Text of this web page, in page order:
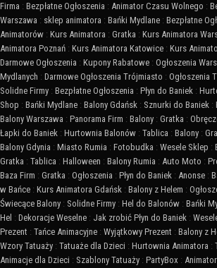
Firma : Bezpłatne Ogłoszenia : Animator Czasu Wolnego :
Warszawa : sklep animatora : Bańki Mydlane : Bezpłatne
Animatorów : Kurs Animatora : Gratka : Kurs Animatora
Animatora Poznań : Kurs Animatora Katowice : Kurs
Darmowe Ogłoszenia : Kupony Rabatowe : Ogłoszenia
Mydlanych : Darmowe Ogłoszenia Trójmiasto : Ogłoszenia
Solidne Firmy : Bezpłatne Ogłoszenia : Płyn do Baniek :
Shop : Bańki Mydlane : Balony Gdańsk : Sznurki do Baniek :
Balony Warszawa : Panorama Firm : Balony : Gratka :
Łapki do Baniek : Hurtownia Balonów : Tablica : Balony :
Balony Gdynia : Miasto Rumia : Fotobudka : Wesele Sklep :
Gratka : Tablica : Halloween : Balony Rumia : Auto Moto :
Baza Firm : Gratka : Ogłoszenia : Płyn do Baniek : Anonse :
w Bańce : Kurs Animatora Gdańsk : Balony z Helem :
Świecące Balony : Solidne Firmy : Hel do Balonów : Bańki
Hel : Dekoracje Weselne : Jak zrobić Płyn do Baniek :
Prezent : Tańce Animacyjne : Wyjątkowy Prezent : Balony z
Wzory Tatuaży : Tatuaże dla Dzieci : Hurtownia Animatora :
Animacje dla Dzieci : Szablony Tatuaży : PartyBox :